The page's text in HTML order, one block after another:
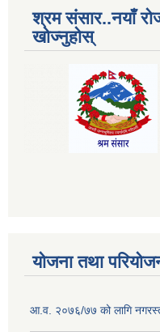
श्रम संसार..नयाँ
खोज्नुहोस्
योजना तथा
आ.व. २०७६/७७ को लागि